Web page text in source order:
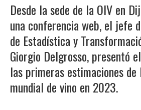
Desde la sede de la OIV en
una conferencia web, el jefe
de Estadística y
Giorgio Delgrosso, presentó
las primeras estimaciones
mundial de vino en 2023.